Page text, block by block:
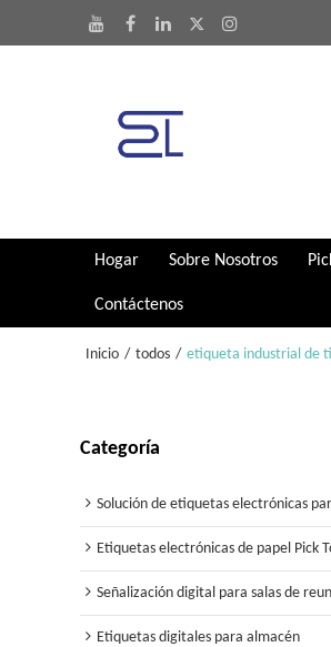
Hogar Sobre Nosotros
Contáctenos
Inicio / todos / etiqueta industrial de
Categoría
Solución de etiquetas electrónicas para estanterías
Etiquetas electrónicas de papel Pick To Light para
Señalización digital para salas de
Etiquetas digitales para almacén